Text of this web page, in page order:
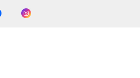
FacebookInstagram